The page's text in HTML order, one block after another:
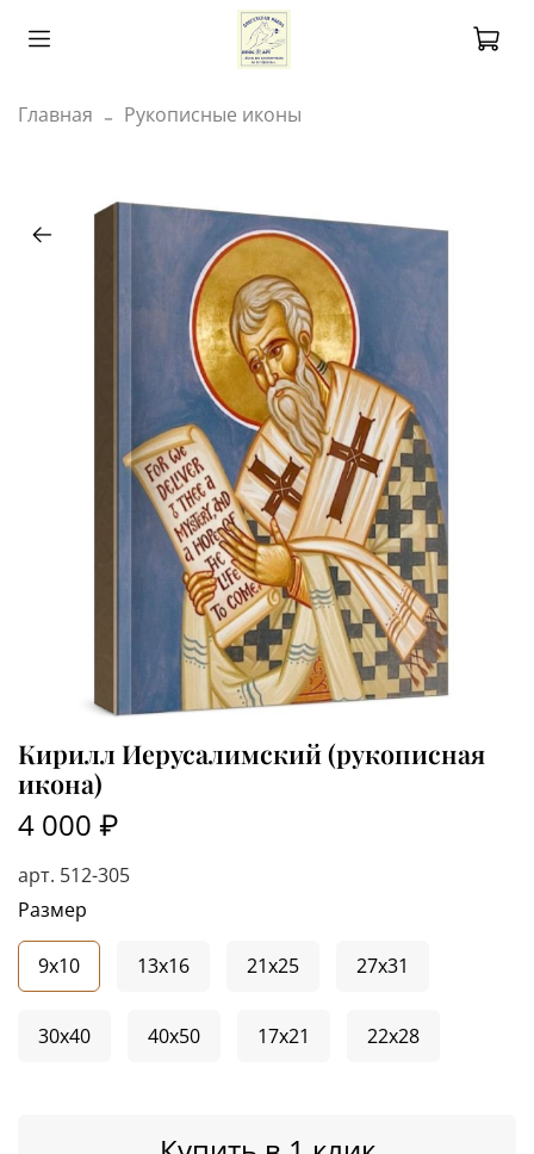
Главная Рукописные иконы
арт. 512-305
Кирилл Иерусалимский (рукописная
икона)
4 000 ₽
Размер
9x10 13x16 21x25 27x31
30x40 40x50 17x21 22x28